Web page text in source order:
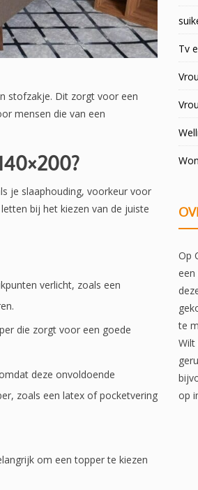
stofzakje. Dit zorgt voor een
mensen die van een
je slaaphouding, voorkeur voor
bij het kiezen van de juiste
verlicht, zoals een
die zorgt voor een goede
deze onvoldoende
zoals een latex of pocketvering
om een topper te kiezen
Tv
Op
een
te
Wilt
op